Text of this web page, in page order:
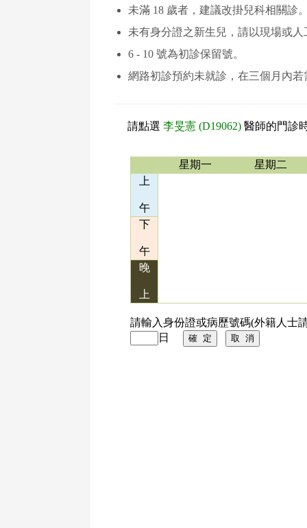
未滿 18 歲者，建議改掛兒科相關診
未有身分證之新生兒，請以現場或人
6 - 10 號為初診保留號。
網路初診預約未就診，在三個月內
請點選 李旻憲 (D19062)醫師的門診